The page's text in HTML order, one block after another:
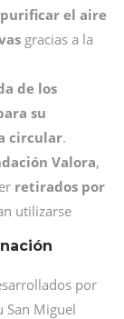
purificar el aire
gracias a la
de los
su
circular.
Valora,
retirados por
utilizarse
por
San Miguel